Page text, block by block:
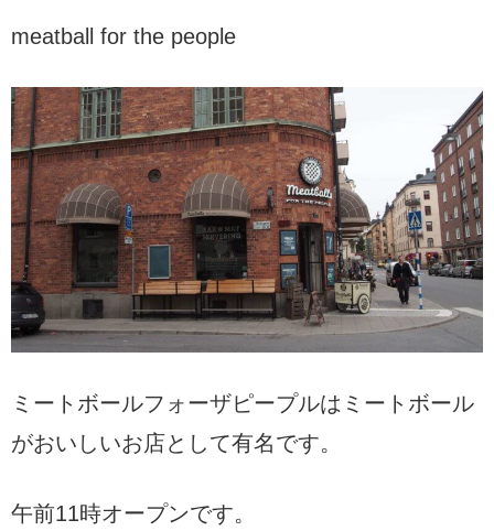
meatball for the people
ミートボールフォーザピープルはミートボール
がおいしいお店として有名です。
午前11時オープンです。